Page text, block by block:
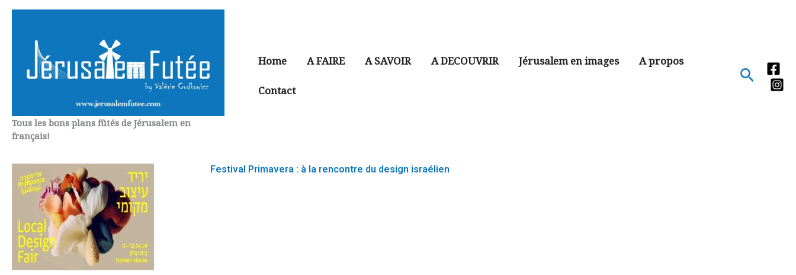
Aller
contenu
Tous les bons plans fûtés de Jérusalem en
français!
Home A FAIRE A SAVOIR A DECOUVRIR Jérusalem en images A propos
Contact
Festival Primavera : à la rencontre du design israélien